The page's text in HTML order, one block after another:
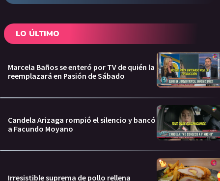
LO ÚLTIMO
Marcela Baños se enteró por TV de quién la
reemplazará en Pasión de Sábado
Candela Arizaga rompió el silencio y bancó
a Facundo Moyano
Irresistible suprema de pollo rellena